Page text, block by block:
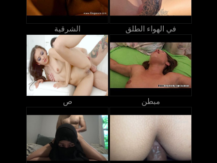
الشرقية في الهواء الطلق
ص مبطن